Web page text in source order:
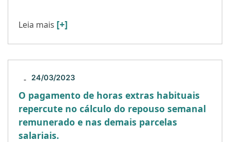
Leia mais [+]
- 24/03/2023
O pagamento de horas extras habituais
repercute no cálculo do repouso semanal
remunerado e nas demais parcelas
salariais.